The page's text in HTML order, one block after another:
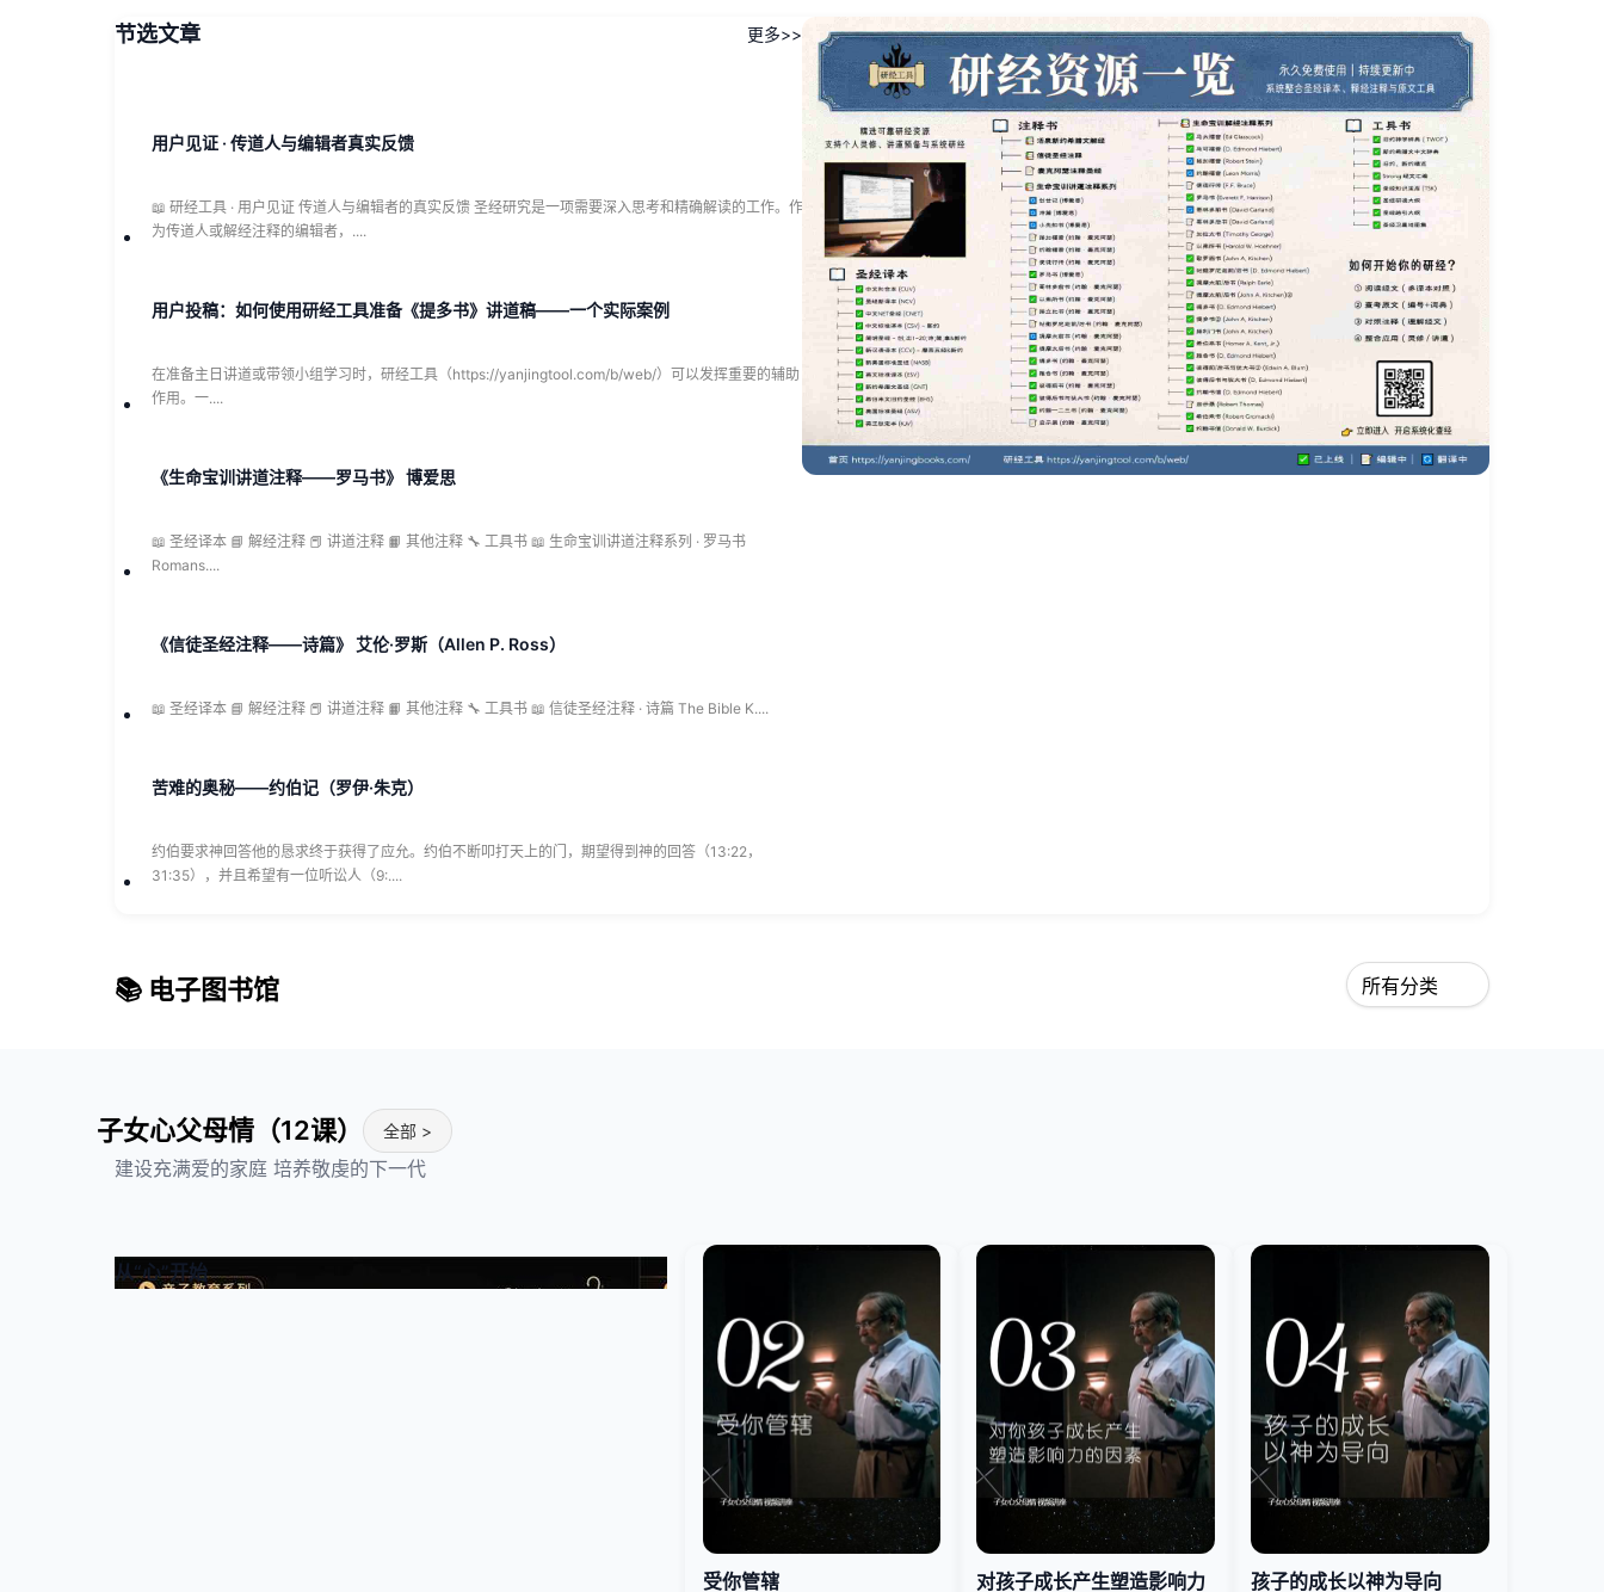
节选文章 更多>>
用户见证 · 传道人与编辑者真实反馈
📖 研经工具 · 用户见证 传道人与编辑者的真实反馈 圣经研究是一项需要深入思考和精确解读的工作。作
为传道人或解经注释的编辑者，....
用户投稿：如何使用研经工具准备《提多书》讲道稿——一个实际案例
在准备主日讲道或带领小组学习时，研经工具（https://yanjingtool.com/b/web/）可以发挥重要的辅助
作用。一....
《生命宝训讲道注释——罗马书》 博爱思
📖 圣经译本 📘 解经注释 📕 讲道注释 📙 其他注释 🔧 工具书 📖 生命宝训讲道注释系列 · 罗马书
Romans....
《信徒圣经注释——诗篇》 艾伦·罗斯（Allen P. Ross）
📖 圣经译本 📘 解经注释 📕 讲道注释 📙 其他注释 🔧 工具书 📖 信徒圣经注释 · 诗篇 The Bible K....
苦难的奥秘——约伯记（罗伊·朱克）
约伯要求神回答他的恳求终于获得了应允。约伯不断叩打天上的门，期望得到神的回答（13:22，
31:35），并且希望有一位听讼人（9:....
📚 电子图书馆
子女心父母情（12课） 全部 >
建设充满爱的家庭 培养敬虔的下一代
从“心”开始
受你管辖 对孩子成长产生塑造影响力 孩子的成长以神为导向